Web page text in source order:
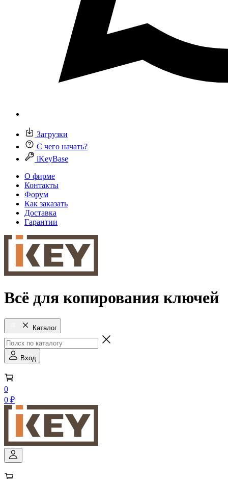
Загрузки
С чего начать?
iKeyBase
О фирме
Контакты
Форум
Как заказать
Доставка
Гарантии
Всё для копирования ключей
Каталог
Вход
0
0 ₽